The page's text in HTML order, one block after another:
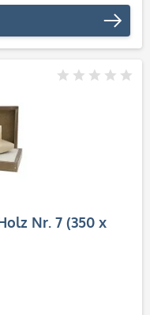
Nr. 7 (350 x